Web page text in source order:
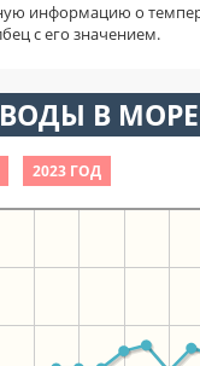
информацию о
с его значением.
В МОРЕ
2023 ГОД